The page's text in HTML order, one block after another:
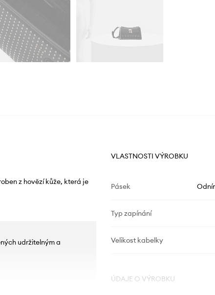
z hovězí kůže, která je
udržitelným a
VLASTNOSTI VÝROBKU
Pásek
Typ zapínání
Velikost kabelky
ÚDAJE O VÝROBKU